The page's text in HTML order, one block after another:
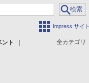
Impress サイト
全カテゴリ
ント